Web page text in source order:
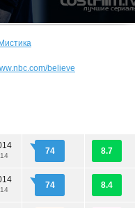
Мистика
believe
74 8.7
74 8.4